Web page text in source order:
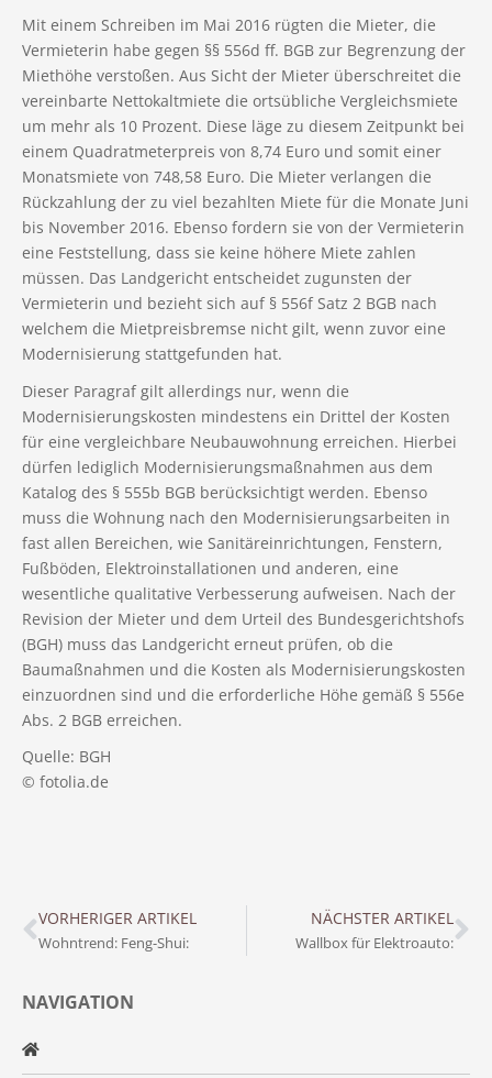
NAVIGATION
Mit einem Schreiben im Mai 2016 rügten die Mieter, die
Vermieterin habe gegen §§ 556d ff. BGB zur Begrenzung der
Miethöhe verstoßen. Aus Sicht der Mieter überschreitet die
vereinbarte Nettokaltmiete die ortsübliche Vergleichsmiete
um mehr als 10 Prozent. Diese läge zu diesem Zeitpunkt bei
einem Quadratmeterpreis von 8,74 Euro und somit einer
Monatsmiete von 748,58 Euro. Die Mieter verlangen die
Rückzahlung der zu viel bezahlten Miete für die Monate Juni
bis November 2016. Ebenso fordern sie von der Vermieterin
eine Feststellung, dass sie keine höhere Miete zahlen
müssen. Das Landgericht entscheidet zugunsten der
Vermieterin und bezieht sich auf § 556f Satz 2 BGB nach
welchem die Mietpreisbremse nicht gilt, wenn zuvor eine
Modernisierung stattgefunden hat.
Dieser Paragraf gilt allerdings nur, wenn die
Modernisierungskosten mindestens ein Drittel der Kosten
für eine vergleichbare Neubauwohnung erreichen. Hierbei
dürfen lediglich Modernisierungsmaßnahmen aus dem
Katalog des § 555b BGB berücksichtigt werden. Ebenso
muss die Wohnung nach den Modernisierungsarbeiten in
fast allen Bereichen, wie Sanitäreinrichtungen, Fenstern,
Fußböden, Elektroinstallationen und anderen, eine
wesentliche qualitative Verbesserung aufweisen. Nach der
Revision der Mieter und dem Urteil des Bundesgerichtshofs
(BGH) muss das Landgericht erneut prüfen, ob die
Baumaßnahmen und die Kosten als Modernisierungskosten
einzuordnen sind und die erforderliche Höhe gemäß § 556e
Abs. 2 BGB erreichen.
Quelle: BGH
© fotolia.de
VORHERIGER ARTIKEL
Wohntrend: Feng-Shui:
NÄCHSTER ARTIKEL
Wallbox für Elektroauto: